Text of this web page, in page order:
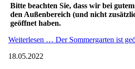
Bitte beachten Sie, dass wir bei
den Außenbereich (und nicht
geöffnet haben.
Weiterlesen … Der Sommergarten ist
18.05.2022